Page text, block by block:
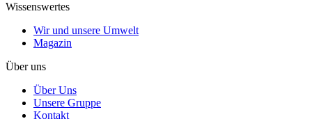
Wissenswertes
Wir und unsere Umwelt
Magazin
Über uns
Über Uns
Unsere Gruppe
Kontakt